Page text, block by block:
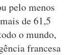
pelo menos
de 61,5
o mundo,
francesa